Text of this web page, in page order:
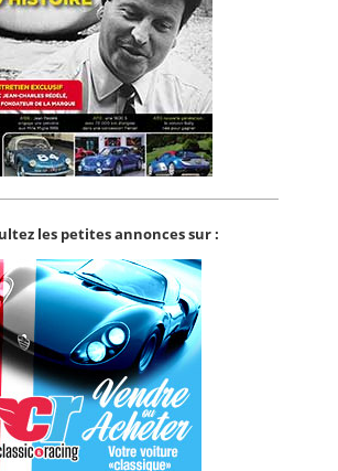
les petites annonces sur :